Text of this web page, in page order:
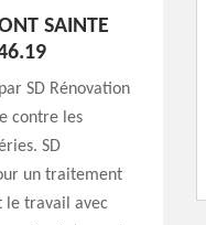
SAINTE
SD Rénovation
contre les
SD
un traitement
le travail avec